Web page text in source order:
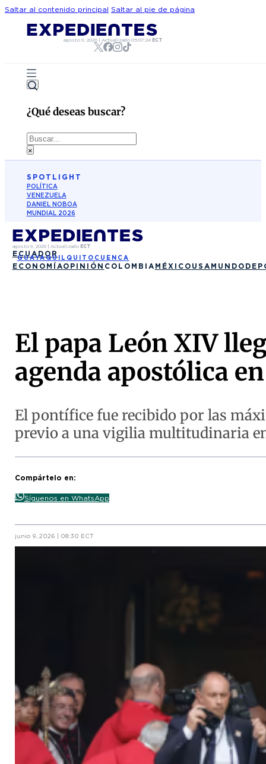
Saltar al contenido principal Saltar al pie de página
agosto 9, 2026| Actualizado 05:07:24 ECT
¿Qué deseas buscar?
Buscar
×
SPOTLIGHT
POLÍTICA
VENEZUELA
DANIEL NOBOA
MUNDIAL 2026
agosto 9, 2026| Actualizado ECT
ECUADOR
GUAYAQUIL QUITO CUENCA
ECONOMÍAOPINIÓN COLOMBIA MÉXICO USA MUNDO
El papa León XIV
agenda apostólica
El pontífice fue recibido por las
previo a una vigilia multitudinaria
Compártelo en:
Síguenos en WhatsApp
junio 9, 2026 | 08:30 ECT